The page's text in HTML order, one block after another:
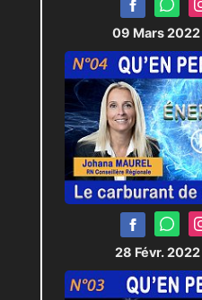
09 Mars 2022
28 Févr. 2022